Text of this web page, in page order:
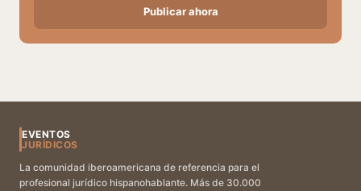
Publicar ahora
EVENTOS
JURÍDICOS
La comunidad iberoamericana de referencia para el
profesional jurídico hispanohablante. Más de 30.000